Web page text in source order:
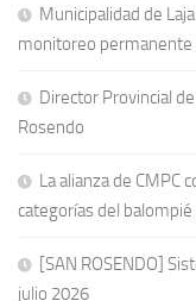
Municipalidad de
monitoreo
Director Provincial
Rosendo
La alianza de CMPC
categorías del balompié
[SAN ROSENDO]
julio 2026